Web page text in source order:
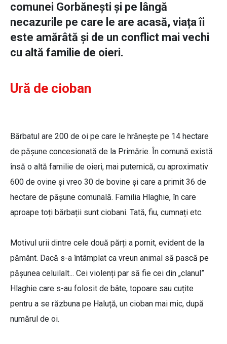
comunei Gorbănești și pe lângă
necazurile pe care le are acasă, viața îi
este amărâtă și de un conflict mai vechi
cu altă familie de oieri.
Ură de cioban
Bărbatul are 200 de oi pe care le hrănește pe 14 hectare
de pășune concesionată de la Primărie. În comună există
însă o altă familie de oieri, mai puternică, cu aproximativ
600 de ovine și vreo 30 de bovine și care a primit 36 de
hectare de pășune comunală. Familia Hlaghie, în care
aproape toți bărbații sunt ciobani. Tată, fiu, cumnați etc.
Motivul urii dintre cele două părți a pornit, evident de la
pământ. Dacă s-a întâmplat ca vreun animal să pască pe
pășunea celuilalt... Cei violenți par să fie cei din „clanul”
Hlaghie care s-au folosit de bâte, topoare sau cuțite
pentru a se răzbuna pe Haluță, un cioban mai mic, după
numărul de oi.